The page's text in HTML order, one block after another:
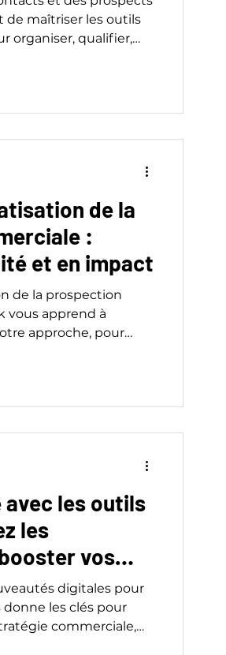
de maîtriser les outils
organiser, qualifier,
de la
:
et en impact
de la prospection
vous apprend à
approche, pour
les outils
les
vos
digitales pour
les clés pour
commerciale,